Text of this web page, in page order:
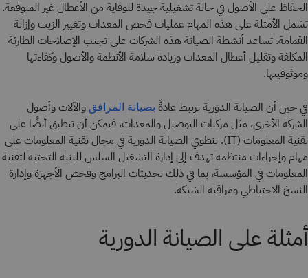
الحفاظ على الأصول في حالة تشغيلية جيدة للوقاية من الأعطال غير المتوقعة.
تشمل الأمثلة على هذه المهام عمليات فحص المعدات وتغيير الزيت وإزالة
القمامة. تساعد أنشطة الصيانة هذه الشركات على تجنب الإصلاحات الطارئة
المكلفة وتقليل أعطال المعدات وزيادة سلامة الأنظمة والأصول وكفاءتها
وموثوقيتها.
في حين أن الصيانة الدورية ترتبط عادةً بصيانة المرافق والآلات وأصول
الشركة الأخرى، مثل مركبات التوصيل والمعدات، فيمكن أن تنطبق أيضًا على
تقنية المعلومات (IT). تنطوي الصيانة الدورية في مجال تقنية المعلومات على
مهام وإجراءات منتظمة تهدف إلى إدارة التشغيل السلس للبنية التحتية لتقنية
المعلومات في المؤسسة، بما في ذلك تحديثات البرامج وفحص الأجهزة وإدارة
النسخ الاحتياطي ومراقبة الشبكة.
أمثلة على الصيانة الدورية